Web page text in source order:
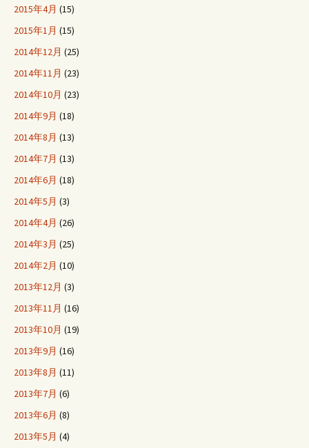
2015年4月 (15)
2015年1月 (15)
2014年12月 (25)
2014年11月 (23)
2014年10月 (23)
2014年9月 (18)
2014年8月 (13)
2014年7月 (13)
2014年6月 (18)
2014年5月 (3)
2014年4月 (26)
2014年3月 (25)
2014年2月 (10)
2013年12月 (3)
2013年11月 (16)
2013年10月 (19)
2013年9月 (16)
2013年8月 (11)
2013年7月 (6)
2013年6月 (8)
2013年5月 (4)